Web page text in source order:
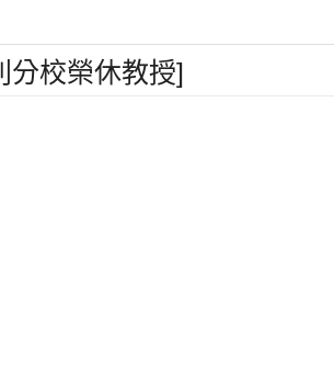
分校榮休教授]